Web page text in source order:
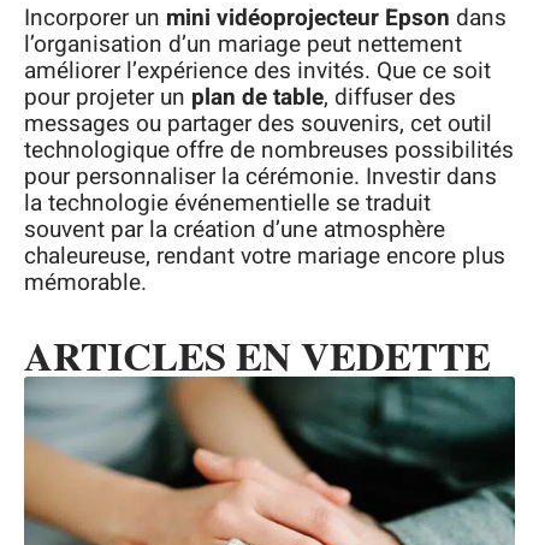
Incorporer un mini vidéoprojecteur Epson dans
l’organisation d’un mariage peut nettement
améliorer l’expérience des invités. Que ce soit
pour projeter un plan de table, diffuser des
messages ou partager des souvenirs, cet outil
technologique offre de nombreuses possibilités
pour personnaliser la cérémonie. Investir dans
la technologie événementielle se traduit
souvent par la création d’une atmosphère
chaleureuse, rendant votre mariage encore plus
mémorable.
ARTICLES EN VEDETTE